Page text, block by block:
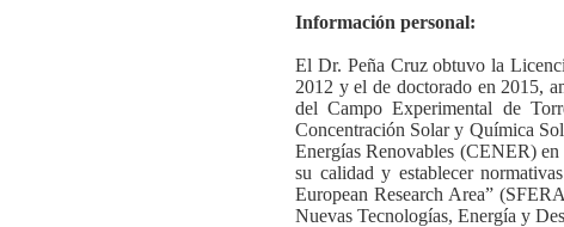
Información personal:
El Dr. Peña Cruz obtuvo la
2012 y el de doctorado en 2015,
del Campo Experimental de
Concentración Solar y Química
Energías Renovables (CENER) en
su calidad y establecer
European Research Area”
Nuevas Tecnologías, Energía y